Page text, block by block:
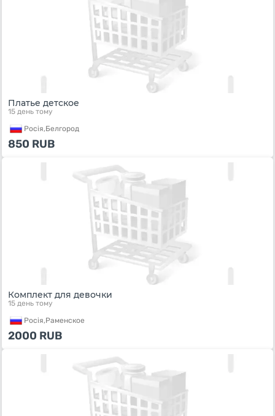
Платье детское
15 день тому
Росiя,Белгород
850 RUB
Комплект для девочки
15 день тому
Росiя,Раменское
2000 RUB